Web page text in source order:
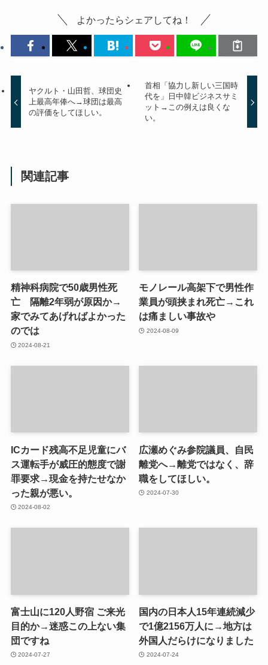
よかったらシェアしてね！
ヤクルト・山田哲、球団史
上最高年俸へ→球団は最高
の評価をしてほしい。
首相「協力し新しい三国時
代を」日中韓ビジネスサミ
ット→この例えは良くな
い。
関連記事
精神科病院で50歳男性死
亡 隔離2年弱が原因か→
家でみてあげればよかった
のでは
2024-08-21
モノレール高架下で男性作
業員が頭挟まれ死亡→これ
は痛ましい事故や
2024-08-09
ICカード残高不足児童にバ
ス運転手が威圧的態度で謝
罪要求→現金を持たせなか
った親が悪い。
2024-08-02
広瀬めぐみ参院議員、自民
離党へ→離党ではなく、辞
職をしてほしい。
2024-07-30
富士山に120人野宿 ご来光
目的か→迷惑この上ない集
団ですね
2024-07-27
国内の日本人15年連続減少
で1億2156万人に→地方は
外国人だらけになりました
2024-07-24